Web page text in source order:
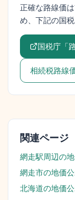
正確な路線価
め、下記の国
国税庁「
相続税路線
関連ページ
網走駅周辺の
網走市の地価
北海道の地価